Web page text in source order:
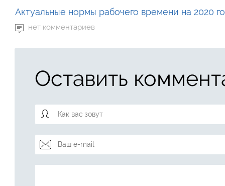
Актуальные нормы рабочего времени на 2020
нет комментариев
Оставить